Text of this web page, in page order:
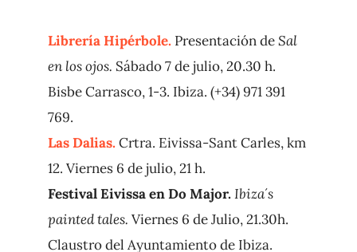
Librería Hipérbole. Presentación deSal
en los ojos. Sábado 7 de julio, 20.30 h.
Bisbe Carrasco, 1-3. Ibiza. (+34) 971 391
769.
Las Dalias. Crtra. Eivissa-Sant Carles, km
12. Viernes 6 de julio, 21 h.
Festival Eivissa en Do Major.Ibiza´s
painted tales. Viernes 6 de Julio, 21.30h.
Claustro del Ayuntamiento de Ibiza.